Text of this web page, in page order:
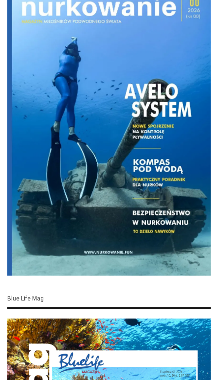
3000 Lat
ByKamila Ostasz Onlip 22, 2026
Facebook
To zaledwie kilka centymetrów
materiału, ale dla archeologów ma
ogromną wartość. Podczas badań
zatopionej osady Gran Carro na
dnie jeziora Bolsena we Włoszech
odnaleziono pierwszy fragment
tkaniny od rozpoczęcia
wykopalisk ponad 60 lat temu.
Znalezisko może pomóc lepiej
poznać techniki tkackie
stosowane we wczesnej epoce
żelaza.
Materiały tekstylne niezwykle rzadko
zachowują się przez tysiące lat. W
przypadku Gran Carro pomogła natura.
Podnoszący się poziom jeziora zalał osadę,
dzięki czemu drewniane konstrukcje i inne